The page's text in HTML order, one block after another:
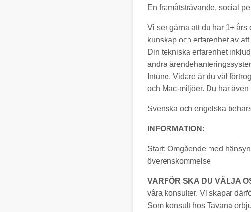
En framåtsträvande, social
Vi ser gärna att du har 1+ års
kunskap och erfarenhet av
Din tekniska erfarenhet
andra
Intune. Vidare är du väl
och Mac-miljöer. Du har
Svenska och engelska
INFORMATION:
Start: Omgående med
överenskommelse
VARFÖR SKA DU VÄLJA
våra konsulter. Vi skapar
Som konsult hos Tavana